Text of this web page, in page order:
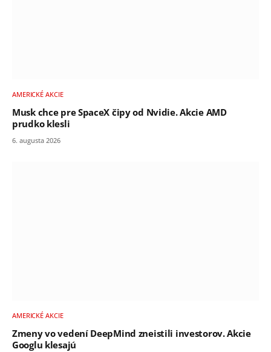
AMERICKÉ AKCIE
Musk chce pre SpaceX čipy od Nvidie. Akcie AMD
prudko klesli
6. augusta 2026
AMERICKÉ AKCIE
Zmeny vo vedení DeepMind zneistili investorov. Akcie
Googlu klesajú